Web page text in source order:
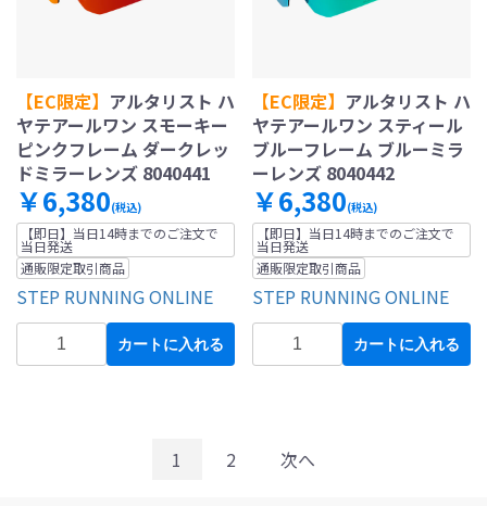
【EC限定】 アルタリスト ハ
ヤテアールワン スモーキー
ピンクフレーム ダークレッ
ドミラーレンズ 8040441
￥6,380(税込)
【即日】当日14時までのご注文で
当日発送
通販限定取引商品
STEP RUNNING ONLINE
カートに入れる
【EC限定】 アルタリスト ハ
ヤテアールワン スティール
ブルーフレーム ブルーミラ
ーレンズ 8040442
￥6,380(税込)
【即日】当日14時までのご注文で
当日発送
通販限定取引商品
STEP RUNNING ONLINE
カートに入れる
1 2 次へ